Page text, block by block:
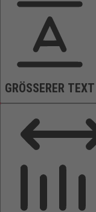
GRÖSSERER TEXT